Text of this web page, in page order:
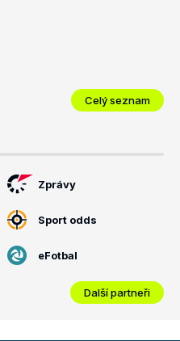
Celý seznam
Zprávy
Sport odds
eFotbal
Další partneři